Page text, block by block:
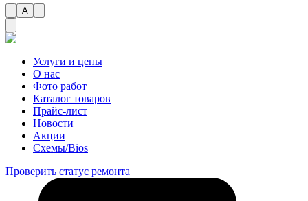
A
Услуги и цены
О нас
Фото работ
Каталог товаров
Прайс-лист
Новости
Акции
Схемы/Bios
Проверить статус ремонта